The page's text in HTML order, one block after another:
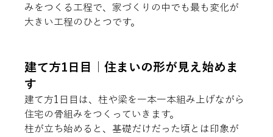
みをつくる工程で、家づくりの中でも最も変化が
大きい工程のひとつです。
建て方1日目｜住まいの形が見え始めま
す
建て方1日目は、柱や梁を一本一本組み上げながら
住宅の骨組みをつくっていきます。
柱が立ち始めると、基礎だけだった頃とは印象が